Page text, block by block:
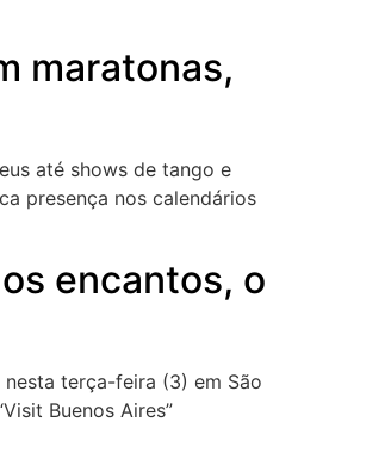
maratonas,
até shows de tango e
presença nos calendários
encantos, o
terça-feira (3) em São
Buenos Aires”